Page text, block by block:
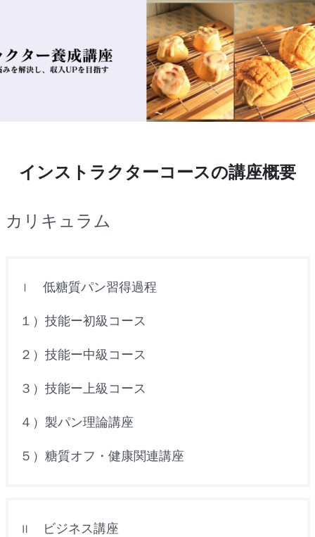
インストラクターコースの講座概要
カリキュラム
Ⅰ 低糖質パン習得過程
１）技能ー初級コース
２）技能ー中級コース
３）技能ー上級コース
４）製パン理論講座
５）糖質オフ・健康関連講座
Ⅱ ビジネス講座